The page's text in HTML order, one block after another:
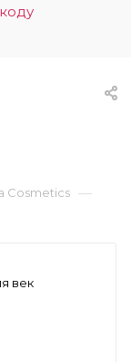
0
Cosmetics —
век